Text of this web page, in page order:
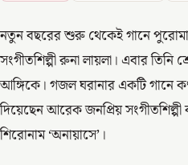
নতুন বছরের শুরু থেকেই গানে
সংগীতশিল্পী রুনা লায়লা। এবার তিনি
আঙ্গিকে। গজল ঘরানার একটি গানে
দিয়েছেন আরেক জনপ্রিয় সংগীতশিল্পী
শিরোনাম ‘অনায়াসে’।